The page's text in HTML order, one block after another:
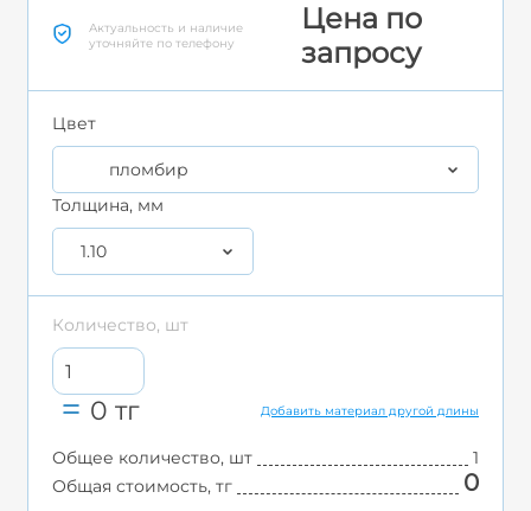
Актуальность и наличие
уточняйте по телефону
Цена по
запросу
Цвет
пломбир
Толщина, мм
1.10
Количество, шт
0 тг Добавить материал другой длины
Общее количество, шт
1
Общая стоимость, тг
0